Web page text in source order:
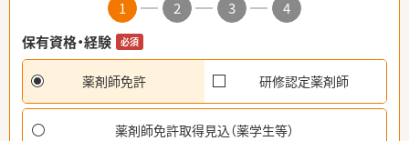
1 2 3
4
保有資格・経験
必須
薬剤師免許 研修認定薬剤師
薬剤師免許取得見込（薬学生等）